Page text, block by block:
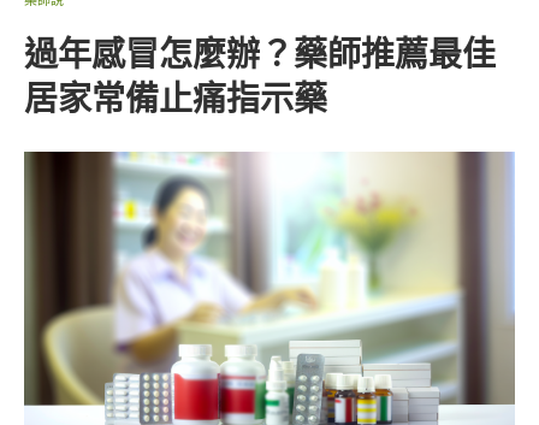
過年感冒怎麼辦？藥師推薦最佳
居家常備止痛指示藥